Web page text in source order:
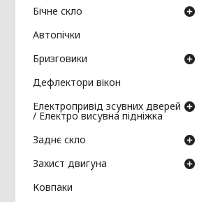
Бічне скло
Автопічки
Бризговики
Дефлектори вікон
Електропривід зсувних дверей
/ Електро висувна підніжка
Заднє скло
Захист двигуна
Ковпаки